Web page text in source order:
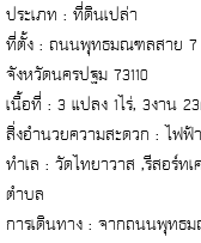
ประเภท : ที่ดินเปล่า
ที่ตั้ง : ถนนพุทธมณฑลสาย 7
จังหวัดนครปฐม 73110
เนื้อที่ : 3 แปลง 1ไร่, 3งาน
สิ่งอำนวยความสะดวก : ไฟฟ้
ทำเล : วัดไทยาวาส ,รีสอร์ท
ตำบล
การเดินทาง : จากถนนพุทธ